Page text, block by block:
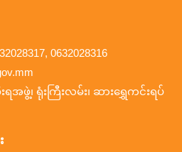
0632028316
အဖွဲ့၊ ရုံးကြီးလမ်း၊ ဆားရွှေကင်းရပ်